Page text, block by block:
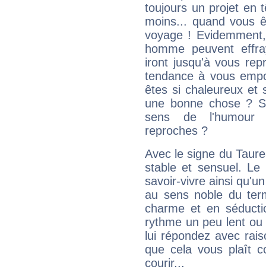
toujours un projet en
moins... quand vous
voyage !
homme peuvent
iront jusqu'à vous
tendance à vous
êtes si chaleureux et
une bonne chose ?
sens de l'humour
reproches ?
Avec le signe du
stable et sensuel.
savoir-vivre ainsi
au sens noble du
charme et en
rythme un peu lent
lui répondez avec
que cela vous plaît
courir...